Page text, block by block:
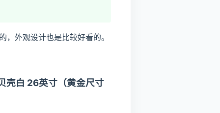
外观设计也是比较好看的。
壳白 26英寸（黄金尺寸